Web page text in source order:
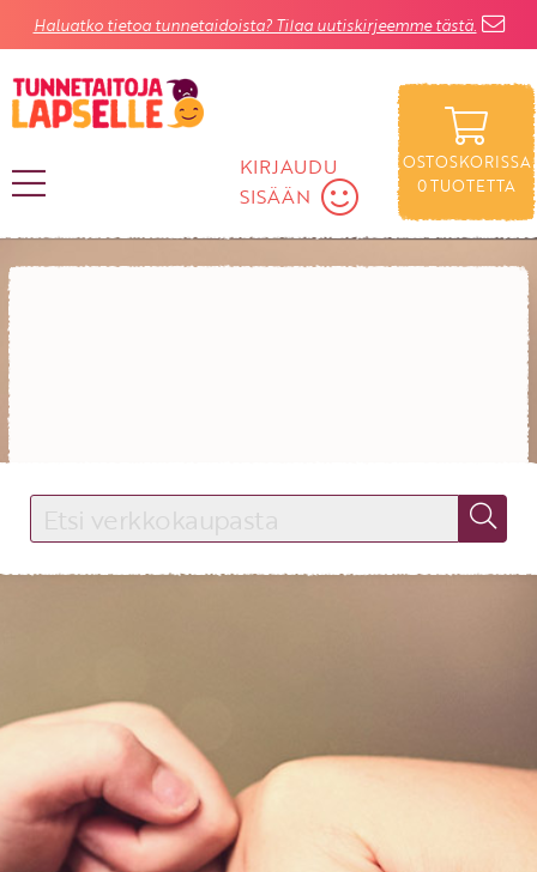
Haluatko tietoa tunnetaidoista? Tilaa uutiskirjeemme tästä.
KIRJAUDU
SISÄÄN
OSTOSKORISSA
0TUOTETTA
Unohtuiko salasana?
Luo asiakastili tästä!
Lapselle
Aikuiselle
Tietokirjat
Satukirjat